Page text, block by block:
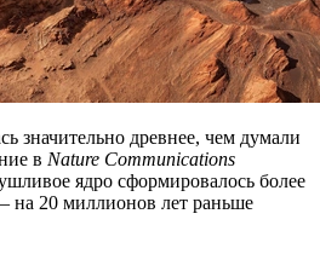
значительно древнее, чем думали
в Nature Communications
ядро сформировалось более
на 20 миллионов лет раньше